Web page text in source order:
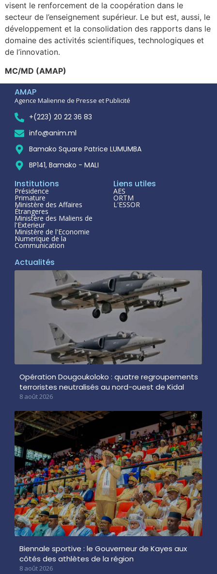
visent le renforcement de la coopération dans le
secteur de l’enseignement supérieur. Le but est, aussi, le
développement et la consolidation des rapports dans le
domaine des activités scientifiques, technologiques et
de l’innovation.
MC/MD (AMAP)
AMAP
Agence Malienne de Presse et Publicité
+(223) 20 22 36 83
info@anim.ml
Bamako Square Patrice LUMUMBA
BP141, Bamako - MALI
Institutions
Présidence
Primature
Ministère des Affaires
Étrangeres
Ministère des Maliens de
l'Exterieur
Ministère de l'Economie
Numerique de la
Communication
Liens utiles
AES
ORTM
L'ESSOR
Actualités
Opération Dougoukoloko : quatre regroupements
terroristes neutralisés au nord-ouest de Kidal
8 août 2026
Biennale sportive : le Gouverneur de Kayes aux
côtés des athlètes de la région
8 août 2026